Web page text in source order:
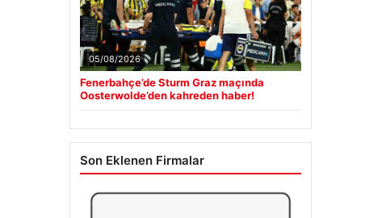
05/08/2026
Fenerbahçe’de Sturm Graz maçında
Oosterwolde’den kahreden haber!
Son Eklenen Firmalar